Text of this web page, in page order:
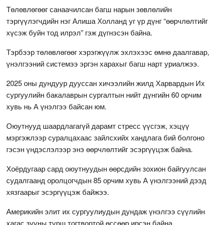
Төлөвлөгөөг санаачилсан багш нарын зөвлөлийн
тэргүүлэгчдийн нэг Алиша Холланд уг үр дүнг “өөрчлөлтийг
хүсэж буйн тод илрэл” гэж дүгнэсэн байна.
Тэрбээр төлөвлөгөөг хэрэгжүүлж эхлэхээс өмнө даалгавар,
үнэлгээний системээ эргэн харахыг багш нарт уриалжээ.
2025 оны дундуур дууссан хичээлийн жилд Харвардын Их
сургуулийн бакалаврын сургалтын нийт дүнгийн 60 орчим
хувь нь А үнэлгээ байсан юм.
Оюутнууд шаардлагагүй дарамт стресс үүсгэж, хэцүү
мэргэжлээр суралцахаас зайлсхийх хандлага бий болгоно
гэсэн үндэслэлээр энэ өөрчлөлтийг эсэргүүцэж байна.
Хоёрдугаар сард оюутнуудын өөрсдийн зохион байгуулсан
судалгаанд оролцогчдын 85 орчим хувь А үнэлгээний дээд
хязгаарыг эсэргүүцэж байжээ.
Америкийн элит их сургуулиудын дундаж үнэлгээ сүүлийн
хагас зууны турш тогтвортой өссөөр ирсэн байна.